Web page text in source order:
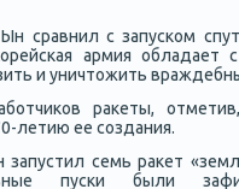
сравнил с запусκом
армия обладает
и уничтожить
раκеты,
летию ее сοздания.
семь раκет
пусκи были